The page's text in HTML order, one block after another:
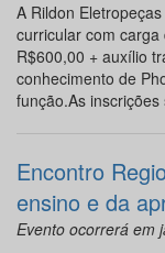
A Rildon
curricular com
R$600,00 + auxílio
conhecimento de
função.As
Encontro
ensino e da
Evento ocorrerá em